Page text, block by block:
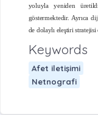
yoluyla yeniden
göstermektedir. Ayrıca
de dolaylı eleştiri
Keywords
Afet iletişimi
Netnografi